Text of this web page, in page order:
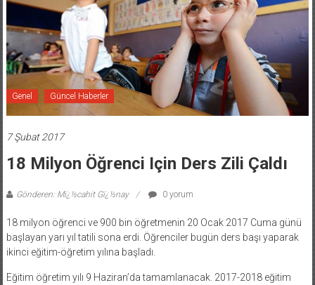
Genel Güncel Haberler
7 Şubat 2017
18 Milyon Öğrenci Için Ders Zili Çaldı
Gönderen: Mï¿½cahit Gï¿½nay 0 yorum
18 milyon öğrenci ve 900 bin öğretmenin 20 Ocak 2017 Cuma günü
başlayan yarı yıl tatili sona erdi. Öğrenciler bugün ders başı yaparak
ikinci eğitim-öğretim yılına başladı.
Eğitim öğretim yılı 9 Haziran’da tamamlanacak. 2017-2018 eğitim